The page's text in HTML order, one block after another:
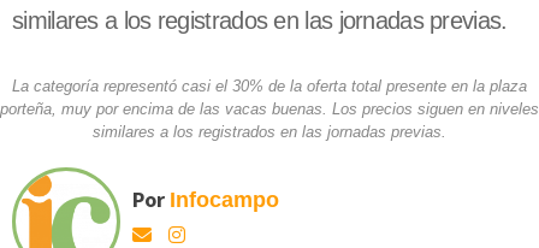
similares a los registrados en las jornadas previas.
La categoría representó casi el 30% de la oferta total presente en la plaza
porteña, muy por encima de las vacas buenas. Los precios siguen en niveles
similares a los registrados en las jornadas previas.
Por Infocampo